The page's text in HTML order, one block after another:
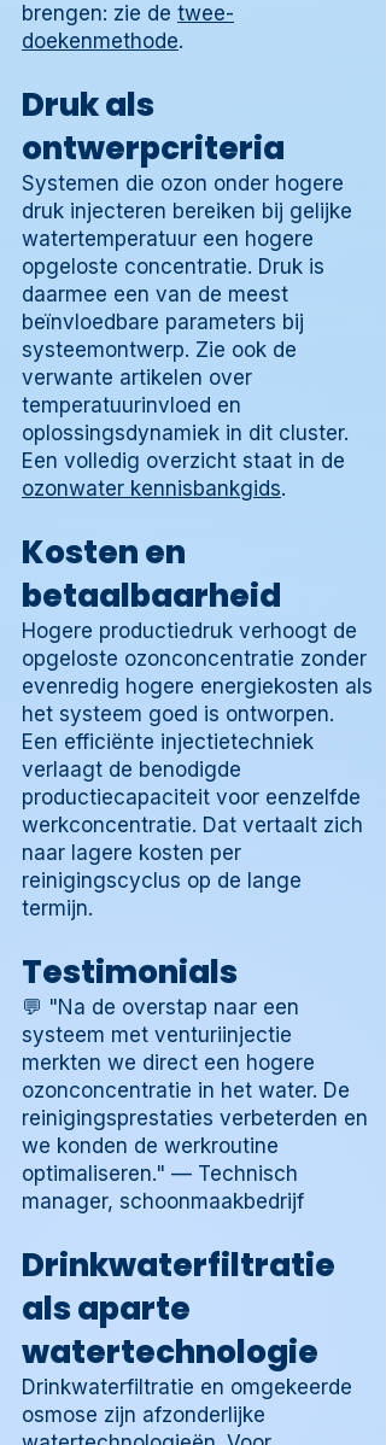
brengen: zie de twee-
doekenmethode.
Druk als
ontwerpcriteria
Systemen die ozon onder hogere
druk injecteren bereiken bij gelijke
watertemperatuur een hogere
opgeloste concentratie. Druk is
daarmee een van de meest
beïnvloedbare parameters bij
systeemontwerp. Zie ook de
verwante artikelen over
temperatuurinvloed en
oplossingsdynamiek in dit cluster.
Een volledig overzicht staat in de
ozonwater kennisbankgids.
Kosten en
betaalbaarheid
Hogere productiedruk verhoogt de
opgeloste ozonconcentratie zonder
evenredig hogere energiekosten als
het systeem goed is ontworpen.
Een efficiënte injectietechniek
verlaagt de benodigde
productiecapaciteit voor eenzelfde
werkconcentratie. Dat vertaalt zich
naar lagere kosten per
reinigingscyclus op de lange
termijn.
Testimonials
💬 "Na de overstap naar een
systeem met venturiinjectie
merkten we direct een hogere
ozonconcentratie in het water. De
reinigingsprestaties verbeterden en
we konden de werkroutine
optimaliseren." — Technisch
manager, schoonmaakbedrijf
Drinkwaterfiltratie
als aparte
watertechnologie
Drinkwaterfiltratie en omgekeerde
osmose zijn afzonderlijke